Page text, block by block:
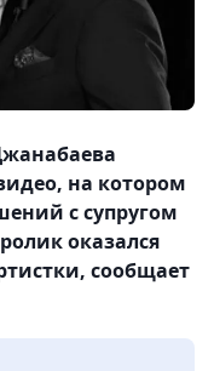
на котором
с супругом
оказался
сообщает